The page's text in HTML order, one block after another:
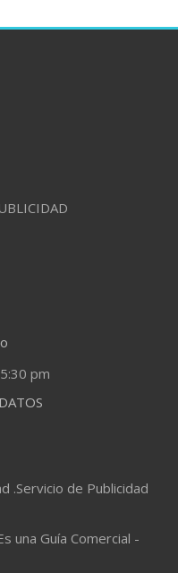
pm
.Servicio de Publicidad
una Guía Comercial -